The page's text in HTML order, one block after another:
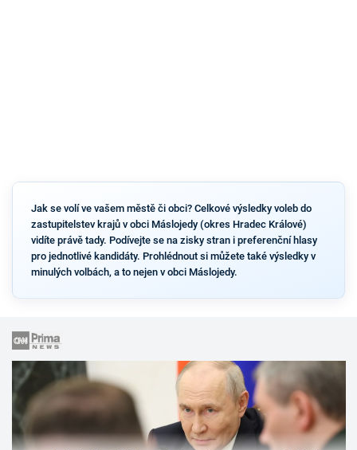
Jak se volí ve vašem městě či obci? Celkové výsledky voleb do
zastupitelstev krajů v obci Máslojedy (okres Hradec Králové)
vidíte právě tady. Podívejte se na zisky stran i preferenční hlasy
pro jednotlivé kandidáty. Prohlédnout si můžete také výsledky v
minulých volbách, a to nejen v obci Máslojedy.